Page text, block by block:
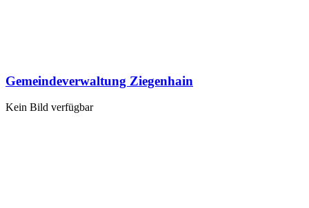
Gemeindeverwaltung Ziegenhain
Kein Bild verfügbar